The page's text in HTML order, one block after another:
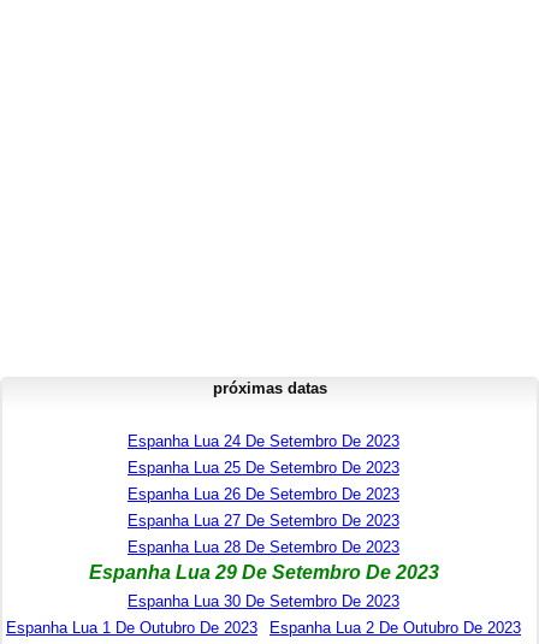
próximas datas
Espanha Lua 24 De Setembro De 2023
Espanha Lua 25 De Setembro De 2023
Espanha Lua 26 De Setembro De 2023
Espanha Lua 27 De Setembro De 2023
Espanha Lua 28 De Setembro De 2023
Espanha Lua 29 De Setembro De 2023
Espanha Lua 30 De Setembro De 2023
Espanha Lua 1 De Outubro De 2023
Espanha Lua 2 De Outubro De 2023